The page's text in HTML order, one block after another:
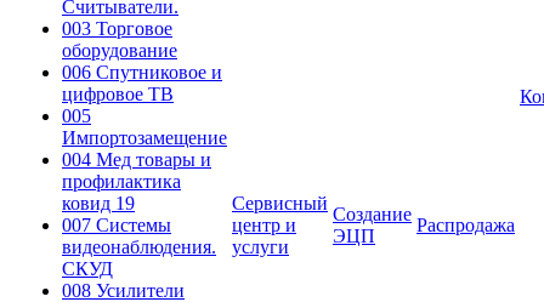
Считыватели.
003 Торговое
оборудование
006 Спутниковое и
цифровое ТВ
005
Импортозамещение
004 Мед товары и
профилактика
ковид 19
007 Системы
видеонаблюдения.
СКУД
008 Усилители
Сервисный
центр и
услуги
Создание
ЭЦП
Распродажа